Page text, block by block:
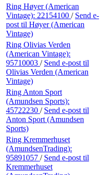
Ring Høyer (American
Vintage): 22154100 / Send e-
post til Høyer (American
Vintage)
Ring Olivias Verden
(American Vintage):
95710003 / Send e-post til
Olivias Verden (American
Vintage)
Ring Anton Sport
(Amundsen Sports):
45722230 / Send e-post til
Anton Sport (Amundsen
Sports)
Ring Kremmerhuset
(AmundsenTrading):
95891057 / Send e-post til
Kremmerhuset